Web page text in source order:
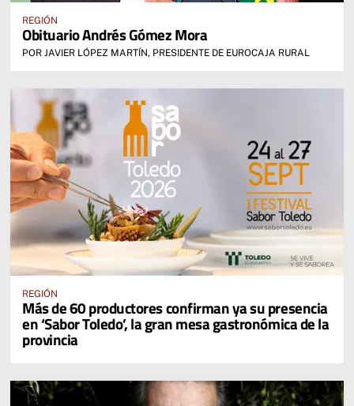
REGIÓN
Obituario Andrés Gómez Mora
POR JAVIER LÓPEZ MARTÍN, PRESIDENTE DE EUROCAJA RURAL
REGIÓN
Más de 60 productores confirman ya su presencia
en ‘Sabor Toledo’, la gran mesa gastronómica de la
provincia